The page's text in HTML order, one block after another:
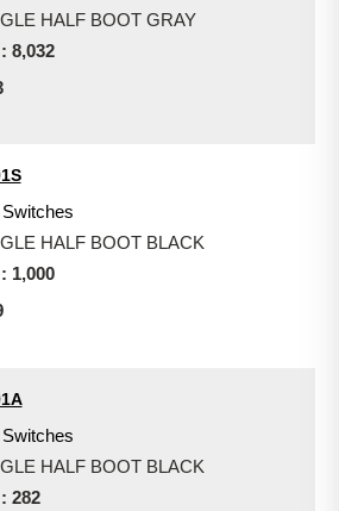
HALF BOOT GRAY
8,032
HALF BOOT BLACK
1,000
HALF BOOT BLACK
282